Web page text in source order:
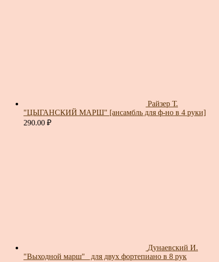
Райзер Т.
"ЦЫГАНСКИЙ МАРШ" [ансамбль для ф-но в 4 руки]
290.00 ₽
Дунаевский И.
"Выходной марш"_ для двух фортепиано в 8 рук